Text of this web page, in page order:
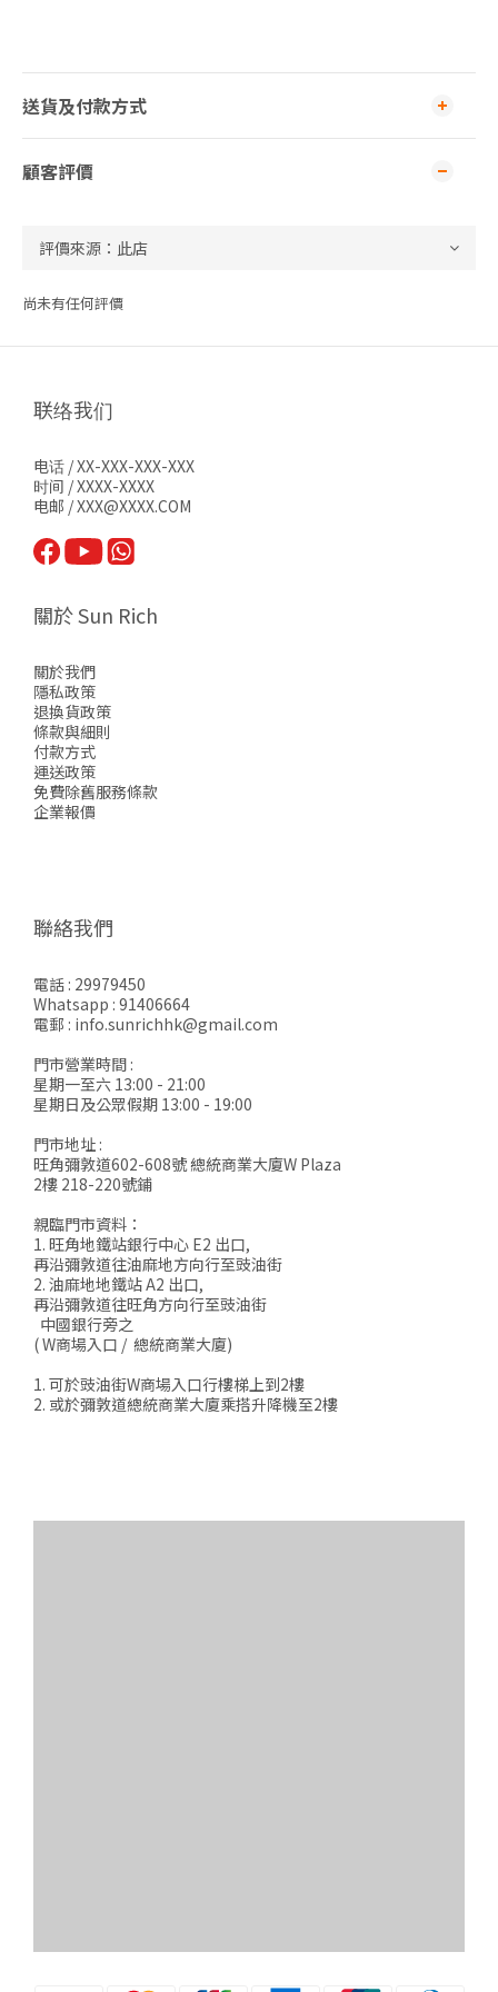
送貨及付款方式
顧客評價
尚未有任何評價
联络我们
电话 / XX-XXX-XXX-XXX
时间 / XXXX-XXXX
电邮 / XXX@XXXX.COM
關於 Sun Rich
關於我們
隱私政策
退換貨政策
條款與細則
付款方式
運送政策
免費除舊服務條款
企業報價
聯絡我們
電話 : 29979450
Whatsapp : 91406664
電郵 : info.sunrichhk@gmail.com
門市營業時間 :
星期一至六 13:00 - 21:00
星期日及公眾假期 13:00 - 19:00
門市地址 :
旺角彌敦道602-608號 總統商業大廈W Plaza
2樓 218-220號鋪
親臨門市資料：
1. 旺角地鐵站銀行中心 E2 出口,
再沿彌敦道往油麻地方向行至豉油街
2. 油麻地地鐵站 A2 出口,
再沿彌敦道往旺角方向行至豉油街
中國銀行旁之
( W商場入口 / 總統商業大廈)
1. 可於豉油街W商場入口行樓梯上到2樓
2. 或於彌敦道總統商業大廈乘搭升降機至2樓